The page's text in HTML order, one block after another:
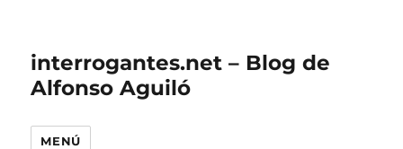
interrogantes.net – Blog de
Alfonso Aguiló
MENÚ